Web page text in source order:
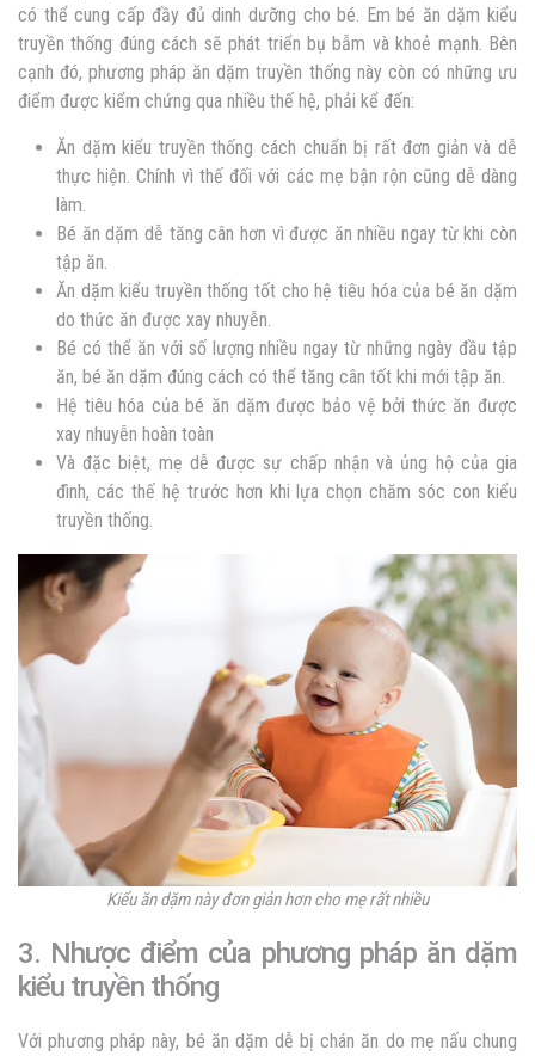
có thể cung cấp đầy đủ dinh dưỡng cho bé. Em bé ăn dặm kiểu
truyền thống đúng cách sẽ phát triển bụ bẫm và khoẻ mạnh. Bên
cạnh đó, phương pháp ăn dặm truyền thống này còn có những ưu
điểm được kiểm chứng qua nhiều thế hệ, phải kể đến:
Ăn dặm kiểu truyền thống cách chuẩn bị rất đơn giản và dễ
thực hiện. Chính vì thế đối với các mẹ bận rộn cũng dễ dàng
làm.
Bé ăn dặm dễ tăng cân hơn vì được ăn nhiều ngay từ khi còn
tập ăn.
Ăn dặm kiểu truyền thống tốt cho hệ tiêu hóa của bé ăn dặm
do thức ăn được xay nhuyễn.
Bé có thể ăn với số lượng nhiều ngay từ những ngày đầu tập
ăn, bé ăn dặm đúng cách có thể tăng cân tốt khi mới tập ăn.
Hệ tiêu hóa của bé ăn dặm được bảo vệ bởi thức ăn được
xay nhuyễn hoàn toàn
Và đặc biệt, mẹ dễ được sự chấp nhận và ủng hộ của gia
đình, các thế hệ trước hơn khi lựa chọn chăm sóc con kiểu
truyền thống.
Kiểu ăn dặm này đơn giản hơn cho mẹ rất nhiều
3. Nhược điểm của phương pháp ăn dặm
kiểu truyền thống
Với phương pháp này, bé ăn dặm dễ bị chán ăn do mẹ nấu chung